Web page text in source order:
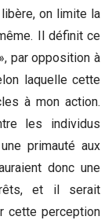
on limite la
Il définit ce
par opposition à
laquelle cette
à mon action.
les individus
primauté aux
donc une
et il serait
cette perception